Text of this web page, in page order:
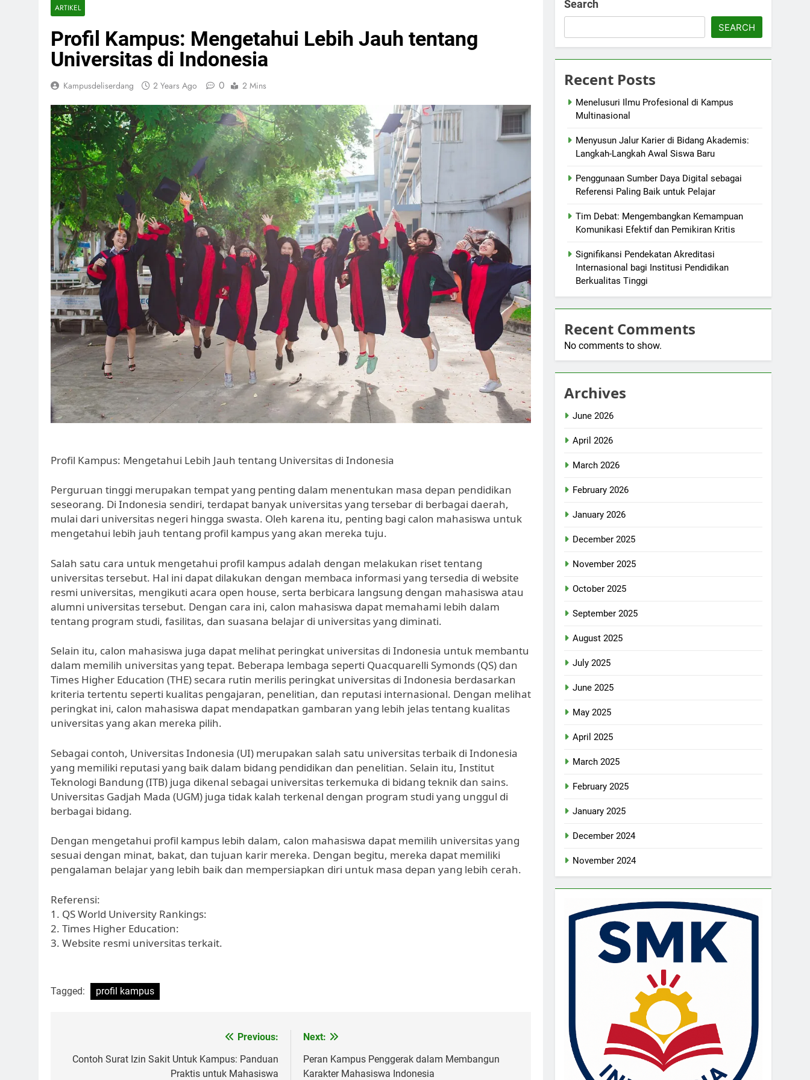
ARTIKEL
Profil Kampus: Mengetahui Lebih Jauh tentang
Universitas di Indonesia
Kampusdeliserdang 2 Years Ago 0 2 Mins
Profil Kampus: Mengetahui Lebih Jauh tentang Universitas di Indonesia
Perguruan tinggi merupakan tempat yang penting dalam menentukan masa depan pendidikan
seseorang. Di Indonesia sendiri, terdapat banyak universitas yang tersebar di berbagai daerah,
mulai dari universitas negeri hingga swasta. Oleh karena itu, penting bagi calon mahasiswa untuk
mengetahui lebih jauh tentang profil kampus yang akan mereka tuju.
Salah satu cara untuk mengetahui profil kampus adalah dengan melakukan riset tentang
universitas tersebut. Hal ini dapat dilakukan dengan membaca informasi yang tersedia di website
resmi universitas, mengikuti acara open house, serta berbicara langsung dengan mahasiswa atau
alumni universitas tersebut. Dengan cara ini, calon mahasiswa dapat memahami lebih dalam
tentang program studi, fasilitas, dan suasana belajar di universitas yang diminati.
Selain itu, calon mahasiswa juga dapat melihat peringkat universitas di Indonesia untuk membantu
dalam memilih universitas yang tepat. Beberapa lembaga seperti Quacquarelli Symonds (QS) dan
Times Higher Education (THE) secara rutin merilis peringkat universitas di Indonesia berdasarkan
kriteria tertentu seperti kualitas pengajaran, penelitian, dan reputasi internasional. Dengan melihat
peringkat ini, calon mahasiswa dapat mendapatkan gambaran yang lebih jelas tentang kualitas
universitas yang akan mereka pilih.
Sebagai contoh, Universitas Indonesia (UI) merupakan salah satu universitas terbaik di Indonesia
yang memiliki reputasi yang baik dalam bidang pendidikan dan penelitian. Selain itu, Institut
Teknologi Bandung (ITB) juga dikenal sebagai universitas terkemuka di bidang teknik dan sains.
Universitas Gadjah Mada (UGM) juga tidak kalah terkenal dengan program studi yang unggul di
berbagai bidang.
Dengan mengetahui profil kampus lebih dalam, calon mahasiswa dapat memilih universitas yang
sesuai dengan minat, bakat, dan tujuan karir mereka. Dengan begitu, mereka dapat memiliki
pengalaman belajar yang lebih baik dan mempersiapkan diri untuk masa depan yang lebih cerah.
Referensi:
1. QS World University Rankings:
2. Times Higher Education:
3. Website resmi universitas terkait.
Tagged: profil kampus
navigation
Previous:
Contoh Surat Izin Sakit Untuk Kampus: Panduan
Praktis untuk Mahasiswa
Next:
Peran Kampus Penggerak dalam Membangun
Karakter Mahasiswa Indonesia
Search
SEARCH
Recent Posts
Menelusuri Ilmu Profesional di Kampus
Multinasional
Menyusun Jalur Karier di Bidang Akademis:
Langkah-Langkah Awal Siswa Baru
Penggunaan Sumber Daya Digital sebagai
Referensi Paling Baik untuk Pelajar
Tim Debat: Mengembangkan Kemampuan
Komunikasi Efektif dan Pemikiran Kritis
Signifikansi Pendekatan Akreditasi
Internasional bagi Institusi Pendidikan
Berkualitas Tinggi
Recent Comments
No comments to show.
Archives
June 2026
April 2026
March 2026
February 2026
January 2026
December 2025
November 2025
October 2025
September 2025
August 2025
July 2025
June 2025
May 2025
April 2025
March 2025
February 2025
January 2025
December 2024
November 2024